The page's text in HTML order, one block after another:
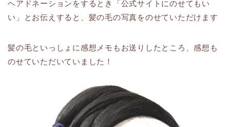
ヘアドネーションをするとき「公式サイトにのせてもい
い」とお伝えすると、髪の毛の写真をのせていただけます
髪の毛といっしょに感想メモもお送りしたところ、感想も
のせていただいていました！